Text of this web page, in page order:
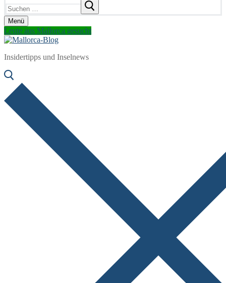
nach:
Menü
Leute aus Mallorca gesucht
Insidertipps und Inselnews